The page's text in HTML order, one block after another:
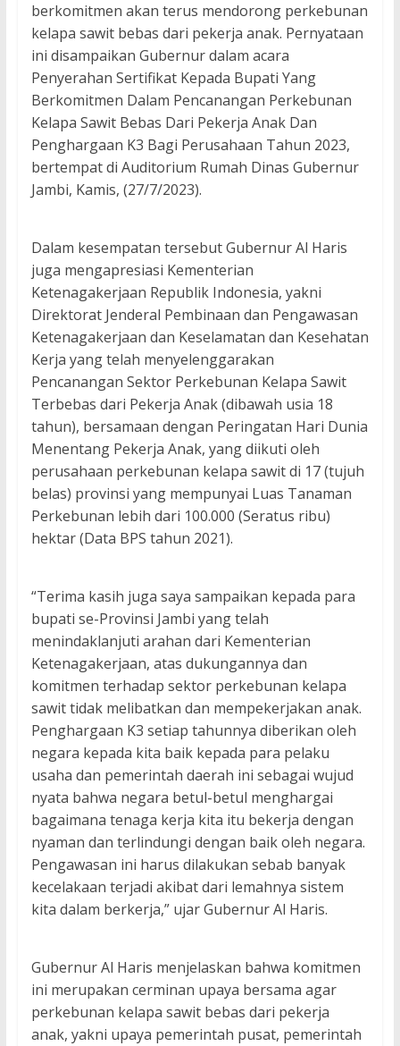
berkomitmen akan terus mendorong perkebunan
kelapa sawit bebas dari pekerja anak. Pernyataan
ini disampaikan Gubernur dalam acara
Penyerahan Sertifikat Kepada Bupati Yang
Berkomitmen Dalam Pencanangan Perkebunan
Kelapa Sawit Bebas Dari Pekerja Anak Dan
Penghargaan K3 Bagi Perusahaan Tahun 2023,
bertempat di Auditorium Rumah Dinas Gubernur
Jambi, Kamis, (27/7/2023).
Dalam kesempatan tersebut Gubernur Al Haris
juga mengapresiasi Kementerian
Ketenagakerjaan Republik Indonesia, yakni
Direktorat Jenderal Pembinaan dan Pengawasan
Ketenagakerjaan dan Keselamatan dan Kesehatan
Kerja yang telah menyelenggarakan
Pencanangan Sektor Perkebunan Kelapa Sawit
Terbebas dari Pekerja Anak (dibawah usia 18
tahun), bersamaan dengan Peringatan Hari Dunia
Menentang Pekerja Anak, yang diikuti oleh
perusahaan perkebunan kelapa sawit di 17 (tujuh
belas) provinsi yang mempunyai Luas Tanaman
Perkebunan lebih dari 100.000 (Seratus ribu)
hektar (Data BPS tahun 2021).
“Terima kasih juga saya sampaikan kepada para
bupati se-Provinsi Jambi yang telah
menindaklanjuti arahan dari Kementerian
Ketenagakerjaan, atas dukungannya dan
komitmen terhadap sektor perkebunan kelapa
sawit tidak melibatkan dan mempekerjakan anak.
Penghargaan K3 setiap tahunnya diberikan oleh
negara kepada kita baik kepada para pelaku
usaha dan pemerintah daerah ini sebagai wujud
nyata bahwa negara betul-betul menghargai
bagaimana tenaga kerja kita itu bekerja dengan
nyaman dan terlindungi dengan baik oleh negara.
Pengawasan ini harus dilakukan sebab banyak
kecelakaan terjadi akibat dari lemahnya sistem
kita dalam berkerja,” ujar Gubernur Al Haris.
Gubernur Al Haris menjelaskan bahwa komitmen
ini merupakan cerminan upaya bersama agar
perkebunan kelapa sawit bebas dari pekerja
anak, yakni upaya pemerintah pusat, pemerintah